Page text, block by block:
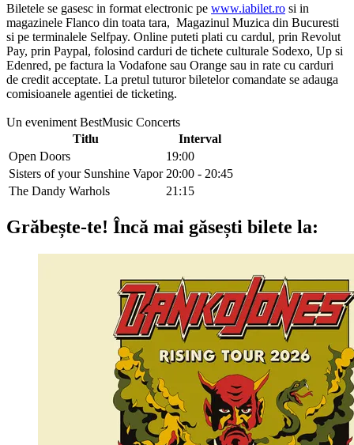
Biletele se gasesc in format electronic pe www.iabilet.ro si in
magazinele Flanco din toata tara, Magazinul Muzica din Bucuresti
si pe terminalele Selfpay. Online puteti plati cu cardul, prin Revolut
Pay, prin Paypal, folosind carduri de tichete culturale Sodexo, Up si
Edenred, pe factura la Vodafone sau Orange sau in rate cu carduri
de credit acceptate. La pretul tuturor biletelor comandate se adauga
comisioanele agentiei de ticketing.
Un eveniment BestMusic Concerts
Titlu
Interval
Open Doors
19:00
Sisters of your Sunshine Vapor 20:00 - 20:45
The Dandy Warhols
21:15
Grăbește-te! Încă mai găsești bilete la: